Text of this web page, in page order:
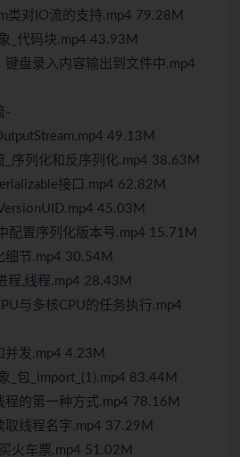
类对IO流的支持.mp4 79.28M
_代码块.mp4 43.93M
盘录入内容输出到文件中.mp4
-
49.13M
序列化和反序列化.mp4 38.63M
接口.mp4 62.82M
45.03M
配置序列化版本号.mp4 15.71M
细节.mp4 30.54M
程,线程.mp4 28.43M
与多核CPU的任务执行.mp4
并发.mp4 4.23M
_包_import_(1).mp4 83.44M
的第一种方式.mp4 78.16M
线程名字.mp4 37.29M
火车票.mp4 51.02M